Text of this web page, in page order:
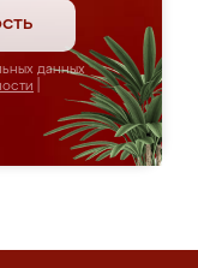
данных